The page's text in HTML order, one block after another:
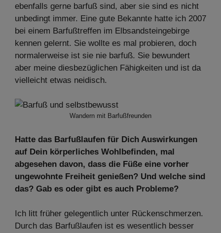
ebenfalls gerne barfuß sind, aber sie sind es nicht
unbedingt immer. Eine gute Bekannte hatte ich 2007
bei einem Barfußtreffen im Elbsandsteingebirge
kennen gelernt. Sie wollte es mal probieren, doch
normalerweise ist sie nie barfuß. Sie bewundert
aber meine diesbezüglichen Fähigkeiten und ist da
vielleicht etwas neidisch.
Wandern mit Barfußfreunden
Hatte das Barfußlaufen für Dich Auswirkungen
auf Dein körperliches Wohlbefinden, mal
abgesehen davon, dass die Füße eine vorher
ungewohnte Freiheit genießen? Und welche sind
das? Gab es oder gibt es auch Probleme?
Ich litt früher gelegentlich unter Rückenschmerzen.
Durch das Barfußlaufen ist es wesentlich besser